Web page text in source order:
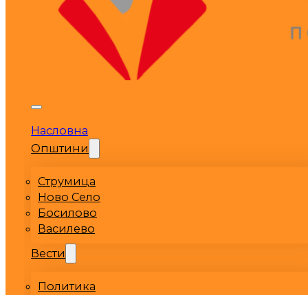
Насловна
Општини
Струмица
Ново Село
Босилово
Василево
Вести
Политика